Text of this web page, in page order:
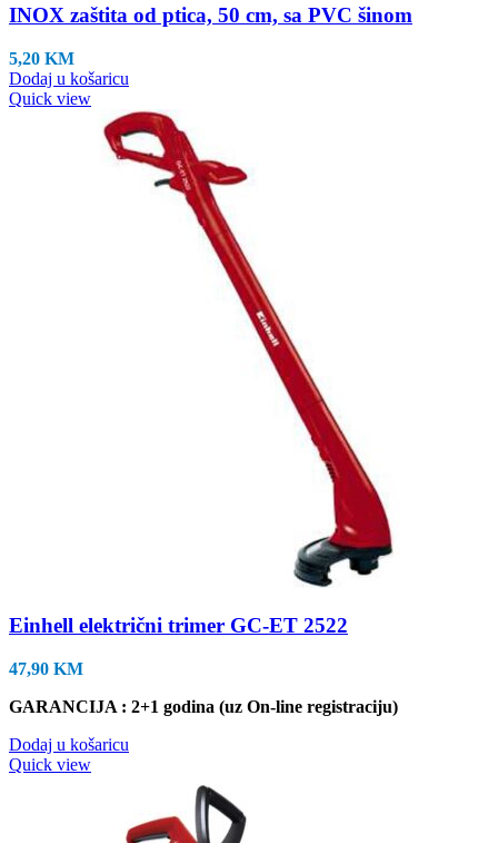
INOX zaštita od ptica, 50 cm, sa PVC šinom
5,20 KM
Dodaj u košaricu
Quick view
Einhell električni trimer GC-ET 2522
47,90 KM
GARANCIJA : 2+1 godina (uz On-line registraciju)
Dodaj u košaricu
Quick view